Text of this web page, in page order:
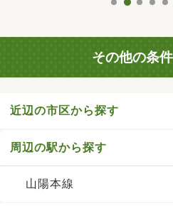
その他の条
近辺の市区から探す
周辺の駅から探す
山陽本線